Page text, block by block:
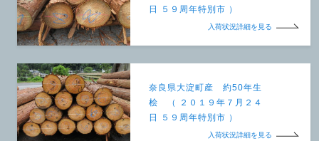
日 ５９周年特別市 ）
入荷状況詳細を見る
奈良県大淀町産 約50年生
桧 （ ２０１９年７月２４
日 ５９周年特別市 ）
入荷状況詳細を見る